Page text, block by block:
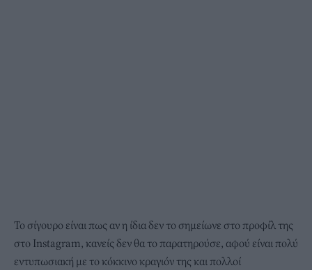
Το σίγουρο είναι πως αν η ίδια δεν το σημείωνε στο προφίλ της
στο Instagram, κανείς δεν θα το παρατηρούσε, αφού είναι πολύ
εντυπωσιακή με το κόκκινο κραγιόν της και πολλοί